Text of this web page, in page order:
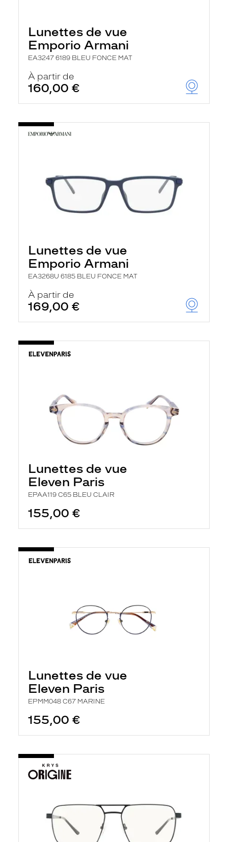
Lunettes de vue
Emporio Armani
EA3247 6189 BLEU FONCE MAT
À partir de
160,00 €
Lunettes de vue
Emporio Armani
EA3268U 6185 BLEU FONCE MAT
À partir de
169,00 €
Lunettes de vue
Eleven Paris
EPAA119 C65 BLEU CLAIR
155,00 €
Lunettes de vue
Eleven Paris
EPMM048 C67 MARINE
155,00 €